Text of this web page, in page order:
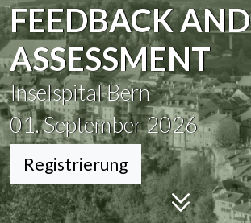
FEEDBACK AND
ASSESSMENT
Inselspital Bern
01. September 2026
Registrierung